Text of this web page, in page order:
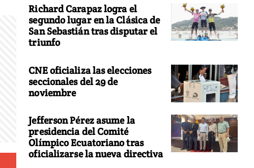
Richard Carapaz logra el
segundo lugar en la Clásica de
San Sebastián tras disputar el
triunfo
CNE oficializa las elecciones
seccionales del 29 de
noviembre
Jefferson Pérez asume la
presidencia del Comité
Olímpico Ecuatoriano tras
oficializarse la nueva directiva